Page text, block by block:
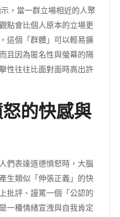
，當一群立場相近的人聚
點會比個人原本的立場更
這個「群體」可以輕易擴
且因為匿名性與螢幕的隔
性往往比面對面時高出許
的快感與
們表達道德憤怒時，大腦
生類似「伸張正義」的快
批評、謾罵一個「公認的
一種情緒宣洩與自我肯定